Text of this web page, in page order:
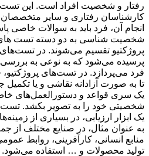
رفتار و شخصیت افراد است. این
کارشناسان رفتاری و سایر
انجام آن، فرد باید به سوالات
شخصیت شناسی به دو دسته تست
پروژکتیو تقسیم می‌شوند. در تست‌های
پرسیده می‌شود که به نوعی به
فرد می‌پردازد. در تست‌های
تا به صورت آزادانه نقاشی و یا
یک سری قواعد و دستورالعمل‌های
شخصیتی خود را به تصویر بکشد.
یک ابزار ارزیابی، در بسیاری از
به عنوان مثال، در صنایع مختلف
منابع انسانی، کارآفرینی، روابط
تولید محصولات و … استفاده می‌شود.